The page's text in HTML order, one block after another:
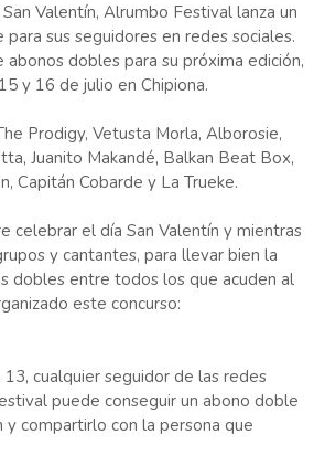
Valentín, Alrumbo Festival lanza un
para sus seguidores en redes sociales.
abonos dobles para su próxima edición,
y 16 de julio en Chipiona.
Prodigy, Vetusta Morla, Alborosie,
Juanito Makandé, Balkan Beat Box,
Capitán Cobarde y La Trueke.
celebrar el día San Valentín y mientras
y cantantes, para llevar bien la
dobles entre todos los que acuden al
este concurso:
13, cualquier seguidor de las redes
puede conseguir un abono doble
y compartirlo con la persona que